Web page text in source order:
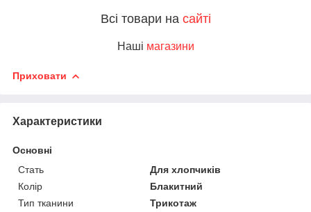
Всі товари на сайті
Наші магазини
Приховати
Характеристики
Основні
Стать
Для хлопчиків
Колір
Блакитний
Тип тканини
Трикотаж